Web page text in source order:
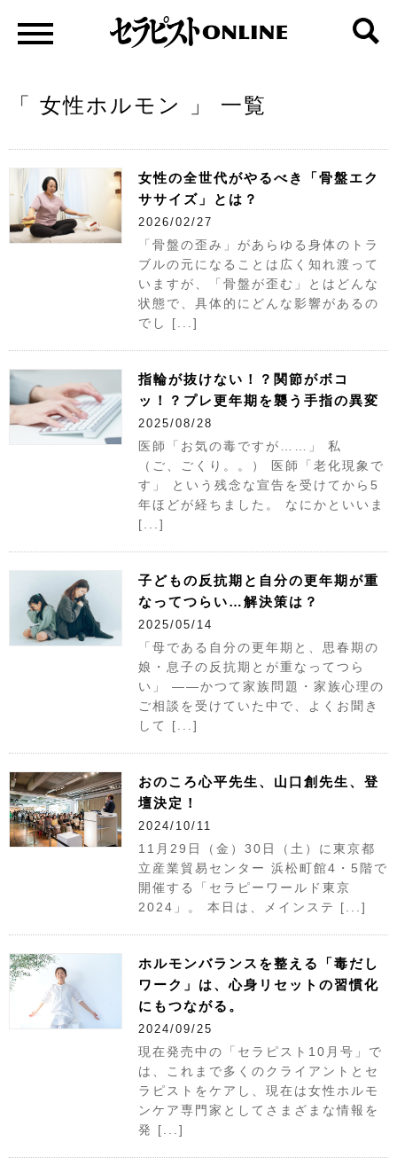
「 女性ホルモン 」 一覧
女性の全世代がやるべき「骨盤エク
ササイズ」とは？
2026/02/27
「骨盤の歪み」があらゆる身体のトラ
ブルの元になることは広く知れ渡って
いますが、「骨盤が歪む」とはどんな
状態で、具体的にどんな影響があるの
でし [...]
指輪が抜けない！？関節がボコ
ッ！？プレ更年期を襲う手指の異変
2025/08/28
医師「お気の毒ですが……」 私
（ご、ごくり。。） 医師「老化現象で
す」 という残念な宣告を受けてから5
年ほどが経ちました。 なにかといいま
[...]
子どもの反抗期と自分の更年期が重
なってつらい…解決策は？
2025/05/14
「母である自分の更年期と、思春期の
娘・息子の反抗期とが重なってつら
い」 ——かつて家族問題・家族心理の
ご相談を受けていた中で、よくお聞き
して [...]
おのころ心平先生、山口創先生、登
壇決定！
2024/10/11
11月29日（金）30日（土）に東京都
立産業貿易センター 浜松町館4・5階で
開催する「セラピーワールド東京
2024」。 本日は、メインステ [...]
ホルモンバランスを整える「毒だし
ワーク」は、心身リセットの習慣化
にもつながる。
2024/09/25
現在発売中の「セラピスト10月号」で
は、これまで多くのクライアントとセ
ラピストをケアし、現在は女性ホルモ
ンケア専門家としてさまざまな情報を
発 [...]